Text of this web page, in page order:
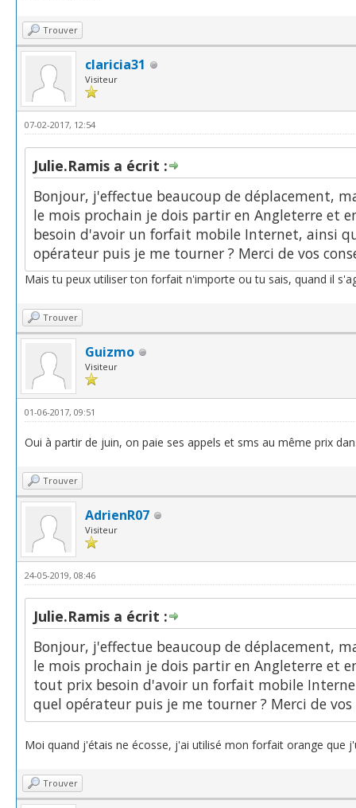
Trouver
claricia31
Visiteur
07-02-2017, 12:54
Julie.Ramis a écrit :
Bonjour, j'effectue beaucoup de déplacement,
le mois prochain je dois partir en Angleterre et
besoin d'avoir un forfait mobile Internet, ainsi
opérateur puis je me tourner ? Merci de vos
Mais tu peux utiliser ton forfait n'importe ou tu sais, quand il
Trouver
Guizmo
Visiteur
01-06-2017, 09:51
Oui à partir de juin, on paie ses appels et sms au même prix
Trouver
AdrienR07
Visiteur
24-05-2019, 08:46
Julie.Ramis a écrit :
Bonjour, j'effectue beaucoup de déplacement,
le mois prochain je dois partir en Angleterre et
tout prix besoin d'avoir un forfait mobile
quel opérateur puis je me tourner ? Merci de
Moi quand j'étais ne écosse, j'ai utilisé mon forfait orange que
Trouver